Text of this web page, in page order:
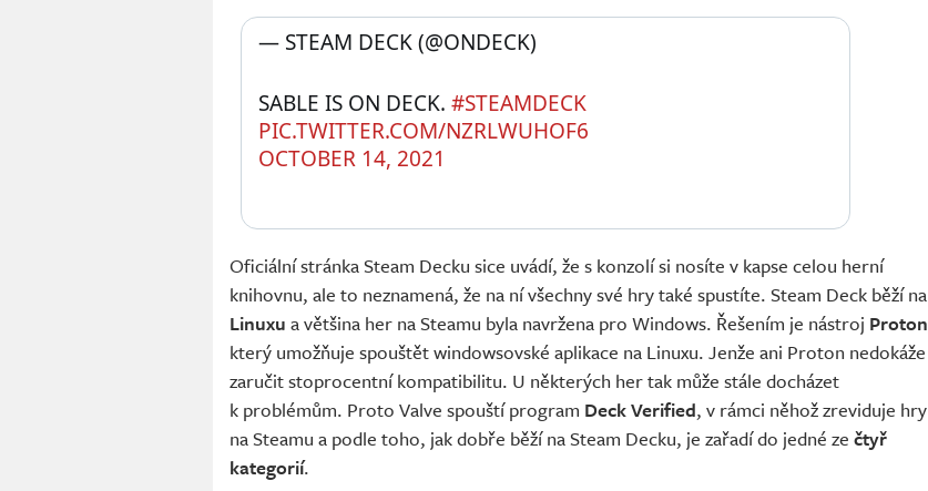
SABLE IS ON DECK. #STEAMDECK
PIC.TWITTER.COM/NZRLWUHOF6
— STEAM DECK (@ONDECK)
OCTOBER 14, 2021
Oficiální stránka Steam Decku sice uvádí, že s konzolí si nosíte v kapse celou herní
knihovnu, ale to neznamená, že na ní všechny své hry také spustíte. Steam Deck běží na
Linuxu a většina her na Steamu byla navržena pro Windows. Řešením je nástroj Proton
který umožňuje spouštět windowsovské aplikace na Linuxu. Jenže ani Proton nedokáže
zaručit stoprocentní kompatibilitu. U některých her tak může stále docházet
k problémům. Proto Valve spouští program Deck Verified, v rámci něhož zreviduje hry
na Steamu a podle toho, jak dobře běží na Steam Decku, je zařadí do jedné ze čtyř
kategorií.